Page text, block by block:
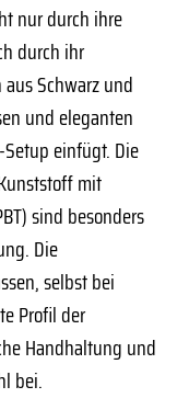
nur durch ihre
durch ihr
Schwarz und
und eleganten
einfügt. Die
mit
sind besonders
Die
selbst bei
Profil der
Handhaltung und
bei.